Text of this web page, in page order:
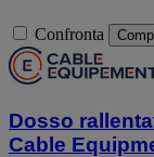
Confronta
Dosso
Cable